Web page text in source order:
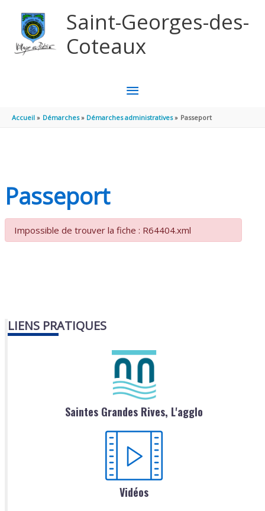
Saint-Georges-des-
Coteaux
MENU
PRINCIPAL
Accueil Démarches Démarches administratives Passeport
Passeport
Impossible de trouver la fiche : R64404.xml
LIENS PRATIQUES
Saintes Grandes Rives, L'agglo
Vidéos